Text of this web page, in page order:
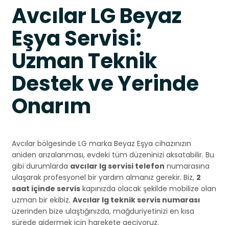
Avcılar LG Beyaz
Eşya Servisi:
Uzman Teknik
Destek ve Yerinde
Onarım
Avcılar bölgesinde LG marka Beyaz Eşya cihazınızın
aniden arızalanması, evdeki tüm düzeninizi aksatabilir. Bu
gibi durumlarda avcılar lg servisi telefon numarasına
ulaşarak profesyonel bir yardım almanız gerekir. Biz, 2
saat içinde servis kapınızda olacak şekilde mobilize olan
uzman bir ekibiz. Avcılar lg teknik servis numarası
üzerinden bize ulaştığınızda, mağduriyetinizi en kısa
sürede gidermek için harekete geçiyoruz.